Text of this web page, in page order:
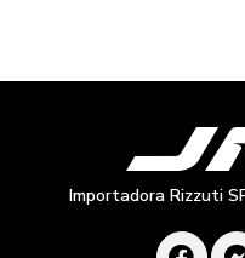
Importadora Rizzuti